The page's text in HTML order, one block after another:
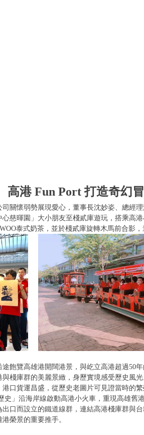
高港 Fun Port 打造奇幻
關懷弱勢展現愛心，董事長沈妙姿、總經
心慈暉園」大小朋友至棧貳庫遊玩，搭乘高
泰式奶茶，並於棧貳庫旋轉木馬前合影
飽覽高雄港開闊港景，與屹立高港超過50
棧庫群的美麗景緻，身歷實境感受歷史風光
口貨運昌盛，從歷史老圖片可見證當時的
史」沿海岸線啟動高港小火車，重現高雄舊
口而設立的鐵道線群，連結高港棧庫群與
榮景的重要推手。